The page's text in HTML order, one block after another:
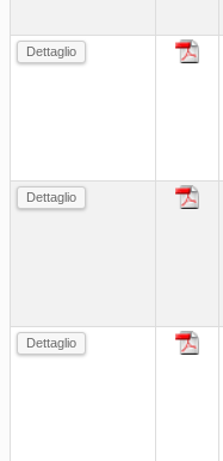
Dettaglio
Dettaglio
Dettaglio